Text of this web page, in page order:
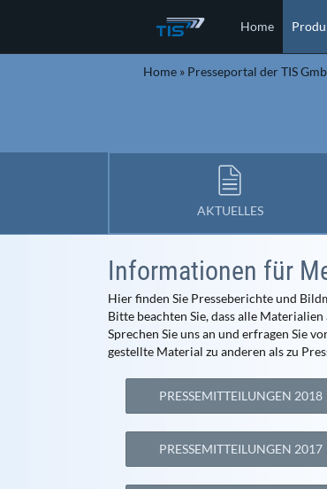
Home
Home » Presseportal der TIS
AKTUELLES
Informationen für
Hier finden Sie Presseberichte und
Bitte beachten Sie, dass alle
Sprechen Sie uns an und erfragen Sie
gestellte Material zu anderen als zu
PRESSEMITTEILUNGEN 2018
PRESSEMITTEILUNGEN 2017